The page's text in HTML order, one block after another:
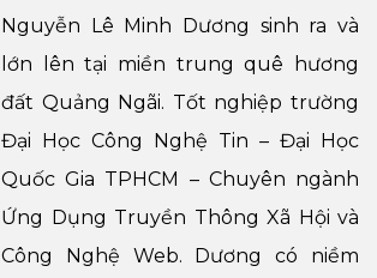
Nguyễn Lê Minh Dương sinh ra và
lớn lên tại miền trung quê hương
đất Quảng Ngãi. Tốt nghiệp trường
Đại Học Công Nghệ Tin – Đại Học
Quốc Gia TPHCM – Chuyên ngành
Ứng Dụng Truyền Thông Xã Hội và
Công Nghệ Web. Dương có niềm